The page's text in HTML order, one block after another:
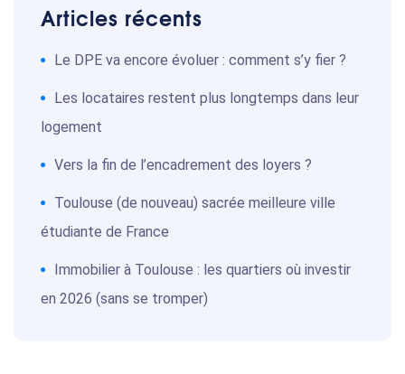
Articles récents
Le DPE va encore évoluer : comment s’y fier ?
Les locataires restent plus longtemps dans leur
logement
Vers la fin de l’encadrement des loyers ?
Toulouse (de nouveau) sacrée meilleure ville
étudiante de France
Immobilier à Toulouse : les quartiers où investir
en 2026 (sans se tromper)